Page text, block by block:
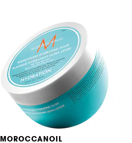
MOROCCANOIL